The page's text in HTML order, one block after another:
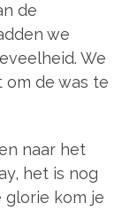
de
we
We
de was te
naar het
het is nog
glorie kom je